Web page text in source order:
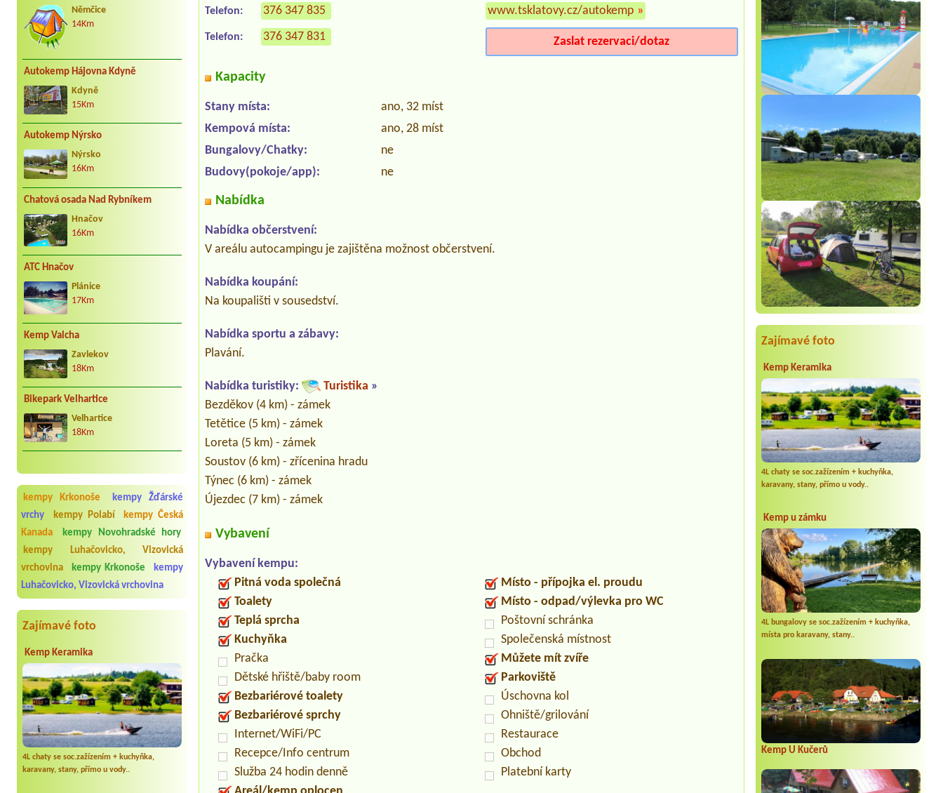
Němčice
14Km
Autokemp Hájovna Kdyně
Kdyně
15Km
Autokemp Nýrsko
Nýrsko
16Km
Chatová osada Nad Rybníkem
Hnačov
16Km
ATC Hnačov
Plánice
17Km
Kemp Valcha
Zavlekov
18Km
Bikepark Velhartice
Velhartice
18Km
kempy Krkonoše
kempy Žďárské
vrchy
kempy Polabí
kempy Česká
Kanada
kempy Novohradské hory
kempy Luhačovicko, Vizovická
vrchovina
kempy Krkonoše
kempy
Luhačovicko, Vizovická vrchovina
Zajímavé foto
Kemp Keramika
4L chaty se soc.zažízením + kuchyňka,
karavany, stany, přímo u vody..
Termín od 2026-08-05 |Camp Horní
Lipka
1 misto pro stan + 2 osoby
Zajímavé foto
Kemp Keramika
4L chaty se soc.zažízením + kuchyňka,
karavany, stany, přímo u vody..
Kemp u zámku
4L bungalovy se soc.zažízením + kuchyňka,
místa pro karavany, stany..
Kemp U Kučerů
Telefon: 376 347 835
Telefon: 376 347 831
www.tsklatovy.cz/autokemp »
Zaslat rezervaci/dotaz
Kapacity
Stany místa:
ano, 32 míst
Kempová místa:
ano, 28 míst
Bungalovy/Chatky:
ne
Budovy(pokoje/app):
ne
Nabídka
Nabídka občerstvení:
V areálu autocampingu je zajištěna možnost občerstvení.
Nabídka koupání:
Na koupališti v sousedství.
Nabídka sportu a zábavy:
Plavání.
Nabídka turistiky: Turistika »
Bezděkov (4 km) - zámek
Tetětice (5 km) - zámek
Loreta (5 km) - zámek
Soustov (6 km) - zřícenina hradu
Týnec (6 km) - zámek
Újezdec (7 km) - zámek
Vybavení
Vybavení kempu:
Pitná voda společná
Toalety
Teplá sprcha
Kuchyňka
Pračka
Dětské hřiště/baby room
Bezbariérové toalety
Bezbariérové sprchy
Internet/WiFi/PC
Recepce/Info centrum
Služba 24 hodin denně
Místo - přípojka el. proudu
Místo - odpad/výlevka pro WC
Poštovní schránka
Společenská místnost
Můžete mít zvíře
Parkoviště
Úschovna kol
Ohniště/grilování
Restaurace
Obchod
Platební karty